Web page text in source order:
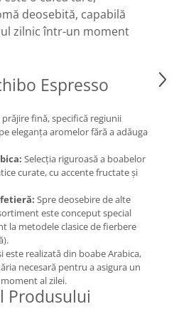
deosebită, capabilă
zilnic într-un moment
Espresso
prăjire fină, specifică regiunii
eleganța aromelor fără a adăuga
Selecția riguroasă a boabelor
curate, cu accente fructate și
Spre deosebire de alte
este conceput special
la metodele clasice de fierbere
este realizată din boabe Arabica,
necesară pentru a asigura un
al zilei.
Produsului